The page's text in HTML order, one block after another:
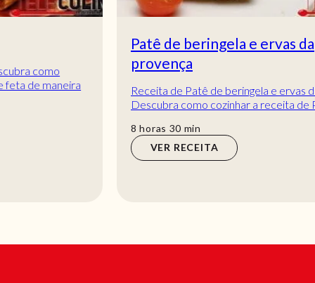
Patê de beringela e ervas da
Receita de Patê de beringela e ervas da provença.
Descubra como cozinhar a receita de Patê de